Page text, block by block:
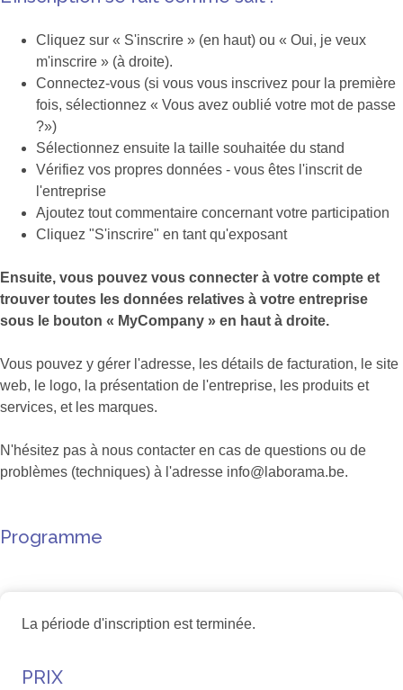
Cliquez sur « S'inscrire » (en haut) ou « Oui, je veux
m'inscrire » (à droite).
Connectez-vous (si vous vous inscrivez pour la première
fois, sélectionnez « Vous avez oublié votre mot de passe
?»)
Sélectionnez ensuite la taille souhaitée du stand
Vérifiez vos propres données - vous êtes l'inscrit de
l'entreprise
Ajoutez tout commentaire concernant votre participation
Cliquez "S'inscrire" en tant qu'exposant
Ensuite, vous pouvez vous connecter à votre compte et
trouver toutes les données relatives à votre entreprise
sous le bouton « MyCompany » en haut à droite.
Vous pouvez y gérer l'adresse, les détails de facturation, le site
web, le logo, la présentation de l'entreprise, les produits et
services, et les marques.
N'hésitez pas à nous contacter en cas de questions ou de
problèmes (techniques) à l'adresse info@laborama.be.
Programme
La période d'inscription est terminée.
PRIX